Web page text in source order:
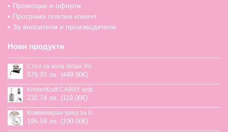
Промоции и оферти
Програма лоялен клиент
За вносители и производители
Нови продукти
Стол за кола Britax Römer Swivel-Grow Max Air, 40-125 см
879.93 лв. (449.90€)
KinderKraft CABBY куфар със седалка
232.74 лв. (119.00€)
Комбиниран уред за бебешка храна Jane Chefkiss, 7 функции
195.59 лв. (100.00€)